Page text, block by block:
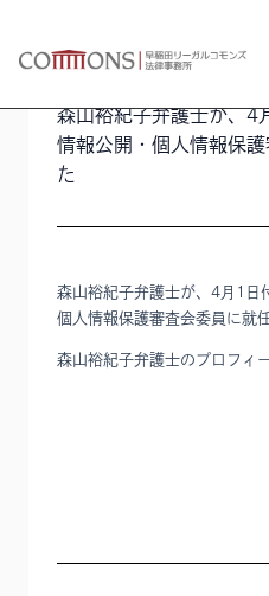
2025年4月3日 森山裕紀子
森山裕紀子弁護士が、4
情報公開・個人情報保
た
森山裕紀子弁護士が、4月1日
個人情報保護審査会委員に就
森山裕紀子弁護士のプロフィ